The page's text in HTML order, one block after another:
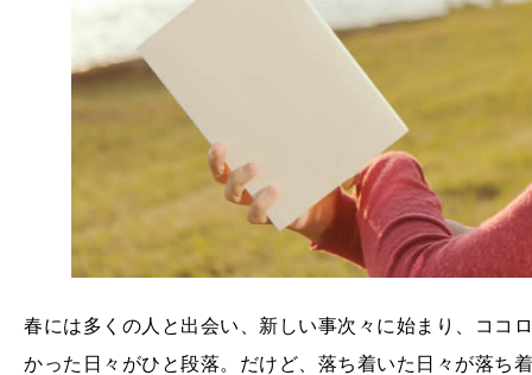
春には多くの人と出会い、新しい事次々に始まり、ココ
かった日々がひと段落。だけど、落ち着いた日々が落